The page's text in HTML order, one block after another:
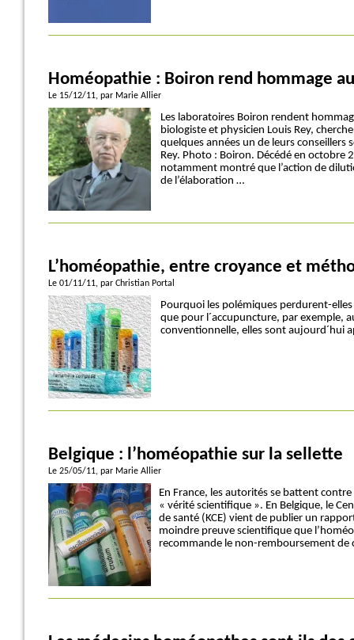
Homéopathie : Boiron rend hommage
Le 15/12/11, par Marie Allier
Les laboratoires Boiron rendent
biologiste et physicien Louis Rey,
quelques années un de leurs conseillers
Rey. Photo : Boiron. Décédé en octobre
notamment montré que l’action de
de l’élaboration …
L’homéopathie, entre croyance et
Le 01/11/11, par Christian Portal
Pourquoi les polémiques perdurent-
que pour l´accupuncture, par exemple,
conventionnelle, elles sont aujourd´hui
Belgique : l’homéopathie sur la sellette
Le 25/05/11, par Marie Allier
En France, les autorités se battent
« vérité scientifique ». En Belgique, le
de santé (KCE) vient de publier un
moindre preuve scientifique que
recommande le non-remboursement de